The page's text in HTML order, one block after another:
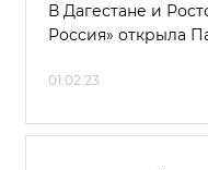
В Дагестане и
Россия» открыла
01.02.23